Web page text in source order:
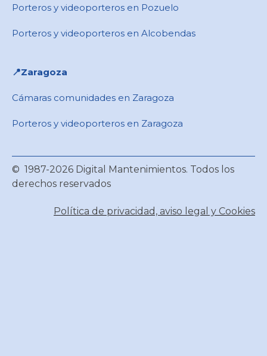
Porteros y videoporteros en Pozuelo
Porteros y videoporteros en Alcobendas
📍Zaragoza
Cámaras comunidades en Zaragoza
Porteros y videoporteros en Zaragoza
© 1987-2026 Digital Mantenimientos. Todos los
derechos reservados
Política de privacidad, aviso legal y Cookies